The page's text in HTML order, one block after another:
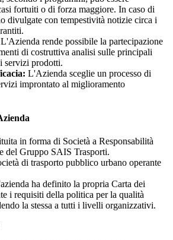
fortuiti o di forza maggiore. In caso di
divulgate con tempestività notizie circa i
L'Azienda rende possibile la partecipazione
di costruttiva analisi sulle principali
servizi prodotti.
L'Azienda sceglie un processo di
improntato al miglioramento
in forma di Società a Responsabilità
del Gruppo SAIS Trasporti.
di trasporto pubblico urbano operante
ha definito la propria Carta dei
i requisiti della politica per la qualità
la stessa a tutti i livelli organizzativi.